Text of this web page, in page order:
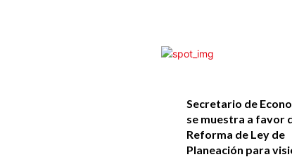
Secretario de
se muestra a favor
Reforma de Ley de
Planeación para